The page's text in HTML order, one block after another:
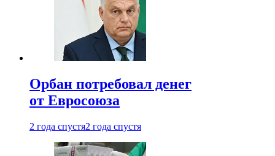
Орбан потребовал денег
от Евросоюза
2 года спустя2 года спустя